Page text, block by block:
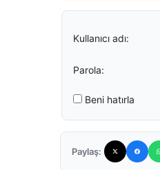
Kullanıcı adı:
Parola:
Beni hatırla
Paylaş: